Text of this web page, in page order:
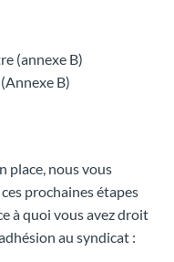
(annexe B)
B)
place, nous vous
prochaines étapes
à quoi vous avez droit
au syndicat :